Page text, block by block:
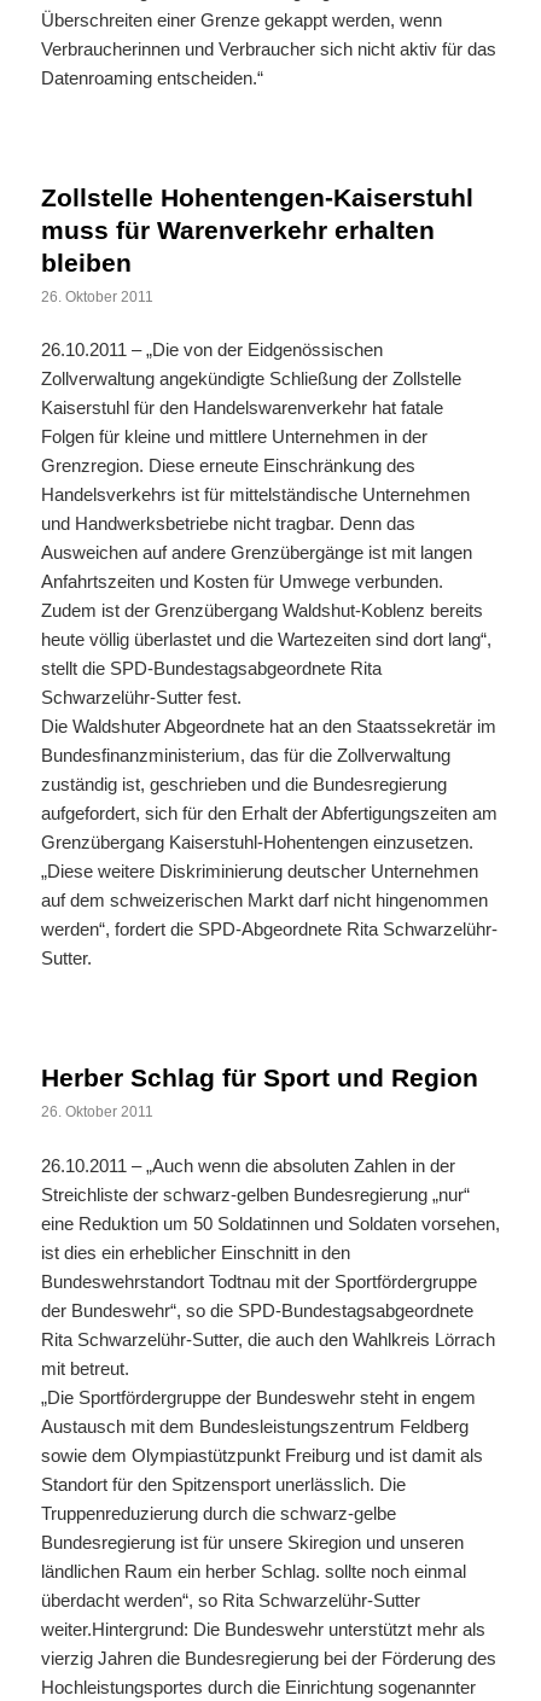
Überschreiten einer Grenze gekappt werden, wenn
Verbraucherinnen und Verbraucher sich nicht aktiv für das
Datenroaming entscheiden.“
Zollstelle Hohentengen-Kaiserstuhl
muss für Warenverkehr erhalten
bleiben
26. Oktober 2011
26.10.2011 – „Die von der Eidgenössischen
Zollverwaltung angekündigte Schließung der Zollstelle
Kaiserstuhl für den Handelswarenverkehr hat fatale
Folgen für kleine und mittlere Unternehmen in der
Grenzregion. Diese erneute Einschränkung des
Handelsverkehrs ist für mittelständische Unternehmen
und Handwerksbetriebe nicht tragbar. Denn das
Ausweichen auf andere Grenzübergänge ist mit langen
Anfahrtszeiten und Kosten für Umwege verbunden.
Zudem ist der Grenzübergang Waldshut-Koblenz bereits
heute völlig überlastet und die Wartezeiten sind dort lang“,
stellt die SPD-Bundestagsabgeordnete Rita
Schwarzelühr-Sutter fest.
Die Waldshuter Abgeordnete hat an den Staatssekretär im
Bundesfinanzministerium, das für die Zollverwaltung
zuständig ist, geschrieben und die Bundesregierung
aufgefordert, sich für den Erhalt der Abfertigungszeiten am
Grenzübergang Kaiserstuhl-Hohentengen einzusetzen.
„Diese weitere Diskriminierung deutscher Unternehmen
auf dem schweizerischen Markt darf nicht hingenommen
werden“, fordert die SPD-Abgeordnete Rita Schwarzelühr-
Sutter.
Herber Schlag für Sport und Region
26. Oktober 2011
26.10.2011 – „Auch wenn die absoluten Zahlen in der
Streichliste der schwarz-gelben Bundesregierung „nur“
eine Reduktion um 50 Soldatinnen und Soldaten vorsehen,
ist dies ein erheblicher Einschnitt in den
Bundeswehrstandort Todtnau mit der Sportfördergruppe
der Bundeswehr“, so die SPD-Bundestagsabgeordnete
Rita Schwarzelühr-Sutter, die auch den Wahlkreis Lörrach
mit betreut.
„Die Sportfördergruppe der Bundeswehr steht in engem
Austausch mit dem Bundesleistungszentrum Feldberg
sowie dem Olympiastützpunkt Freiburg und ist damit als
Standort für den Spitzensport unerlässlich. Die
Truppenreduzierung durch die schwarz-gelbe
Bundesregierung ist für unsere Skiregion und unseren
ländlichen Raum ein herber Schlag. sollte noch einmal
überdacht werden“, so Rita Schwarzelühr-Sutter
weiter.Hintergrund: Die Bundeswehr unterstützt mehr als
vierzig Jahren die Bundesregierung bei der Förderung des
Hochleistungsportes durch die Einrichtung sogenannter